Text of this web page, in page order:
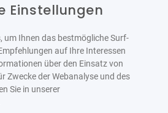
Einstellungen
um Ihnen das bestmögliche Surf-
auf Ihre Interessen
über den Einsatz von
Zwecke der Webanalyse und des
Sie in unserer